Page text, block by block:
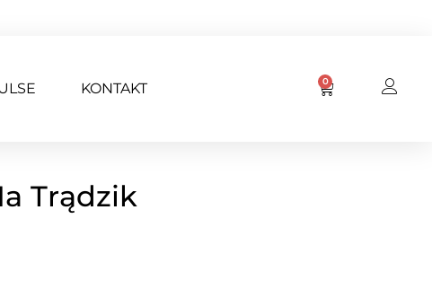
KONTAKT 0
Trądzik